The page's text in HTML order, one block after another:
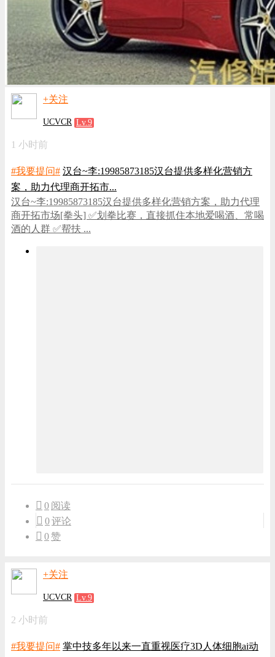
+关注
UCVCR Lv.9
1 小时前
#我要提问# 汉台~李:19985873185汉台提供多样化营销方
案，助力代理商开拓市...
汉台~李:19985873185汉台提供多样化营销方案，助力代理
商开拓市场[拳头] ✅划拳比赛，直接抓住本地爱喝酒、常喝
酒的人群 ✅帮扶 ...
0 阅读
0评论
0赞
+关注
UCVCR Lv.9
2 小时前
#我要提问# 掌中技多年以来一直重视医疗3D人体细胞ai动